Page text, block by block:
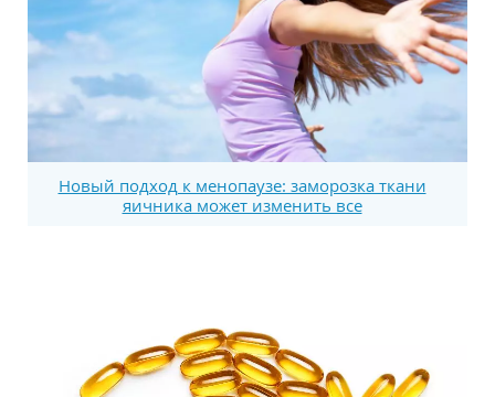
Новый подход к менопаузе: заморозка ткани
яичника может изменить все